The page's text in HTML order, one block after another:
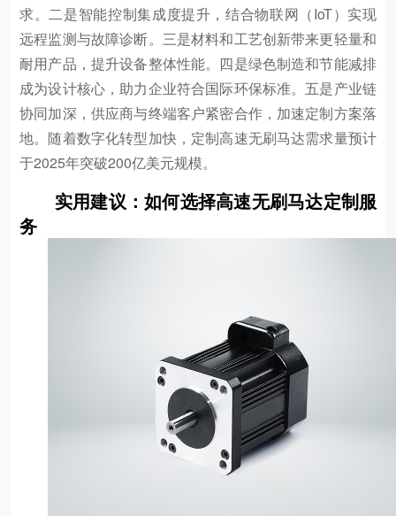
求。二是智能控制集成度提升，结合物联网（IoT）实现
远程监测与故障诊断。三是材料和工艺创新带来更轻量和
耐用产品，提升设备整体性能。四是绿色制造和节能减排
成为设计核心，助力企业符合国际环保标准。五是产业链
协同加深，供应商与终端客户紧密合作，加速定制方案落
地。随着数字化转型加快，定制高速无刷马达需求量预计
于2025年突破200亿美元规模。
实用建议：如何选择高速无刷马达定制服
务